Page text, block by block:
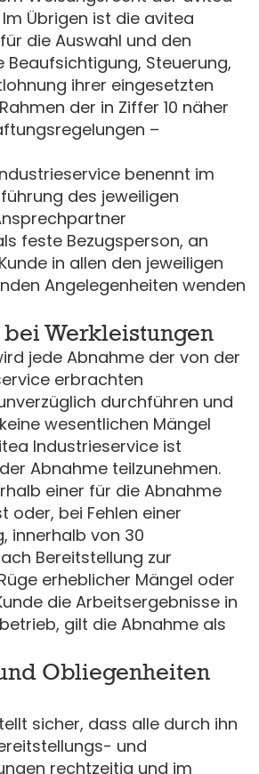
Übrigen ist die avitea
die Auswahl und den
Beaufsichtigung, Steuerung,
ihrer eingesetzten
der in Ziffer 10 näher
–
benennt im
des jeweiligen
feste Bezugsperson, an
in allen den jeweiligen
Angelegenheiten wenden
Werkleistungen
jede Abnahme der von der
erbrachten
durchführen und
wesentlichen Mängel
Industrieservice ist
Abnahme teilzunehmen.
einer für die Abnahme
oder, bei Fehlen einer
innerhalb von 30
Bereitstellung zur
erheblicher Mängel oder
die Arbeitsergebnisse in
gilt die Abnahme als
Obliegenheiten
sicher, dass alle durch ihn
und
rechtzeitig und im